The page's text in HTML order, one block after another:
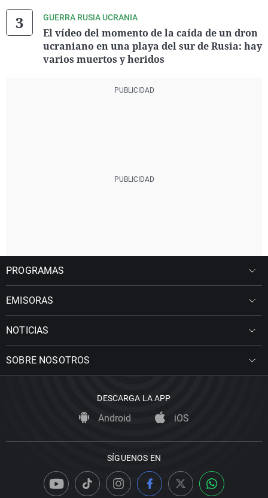
GUERRA RUSIA UCRANIA
El vídeo del momento de la caída de un dron
ucraniano en una playa del sur de Rusia: hay
varios muertos y heridos
PROGRAMAS
EMISORAS
NOTICIAS
SOBRE NOSOTROS
DESCARGA LA APP
Android iOS
SÍGUENOS EN